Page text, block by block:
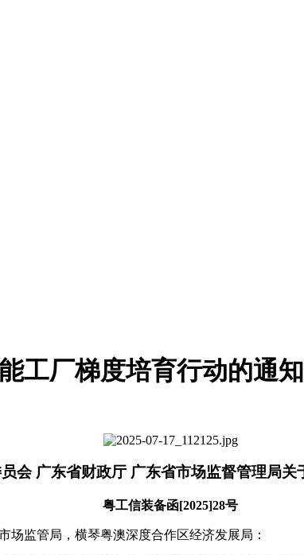
工厂梯度培育行动的通知
会 广东省财政厅 广东省市场监督管理局
粤工信装备函[2025]28号
监管局，横琴粤澳深度合作区经济发展局：